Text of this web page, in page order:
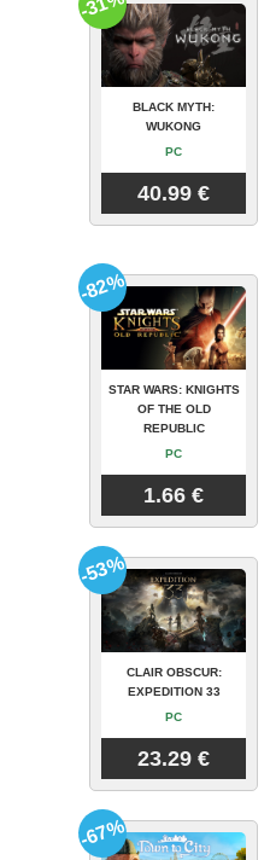
BLACK MYTH:
WUKONG
PC
40.99 €
STAR WARS: KNIGHTS
OF THE OLD
REPUBLIC
PC
1.66 €
-82%
CLAIR OBSCUR:
EXPEDITION 33
PC
23.29 €
-53%
-67%